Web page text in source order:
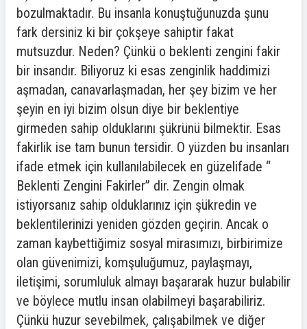
bozulmaktadır. Bu insanla konuştuğunuzda şunu
fark dersiniz ki bir çokşeye sahiptir fakat
mutsuzdur. Neden? Çünkü o beklenti zengini fakir
bir insandır. Biliyoruz ki esas zenginlik haddimizi
aşmadan, canavarlaşmadan, her şey bizim ve her
şeyin en iyi bizim olsun diye bir beklentiye
girmeden sahip olduklarını şükrünü bilmektir. Esas
fakirlik ise tam bunun tersidir. O yüzden bu insanları
ifade etmek için kullanılabilecek en güzelifade “
Beklenti Zengini Fakirler” dir. Zengin olmak
istiyorsanız sahip olduklarınız için şükredin ve
beklentilerinizi yeniden gözden geçirin. Ancak o
zaman kaybettiğimiz sosyal mirasımızı, birbirimize
olan güvenimizi, komşuluğumuz, paylaşmayı,
iletişimi, sorumluluk almayı başararak huzur bulabilir
ve böylece mutlu insan olabilmeyi başarabiliriz.
Çünkü huzur sevebilmek, çalışabilmek ve diğer